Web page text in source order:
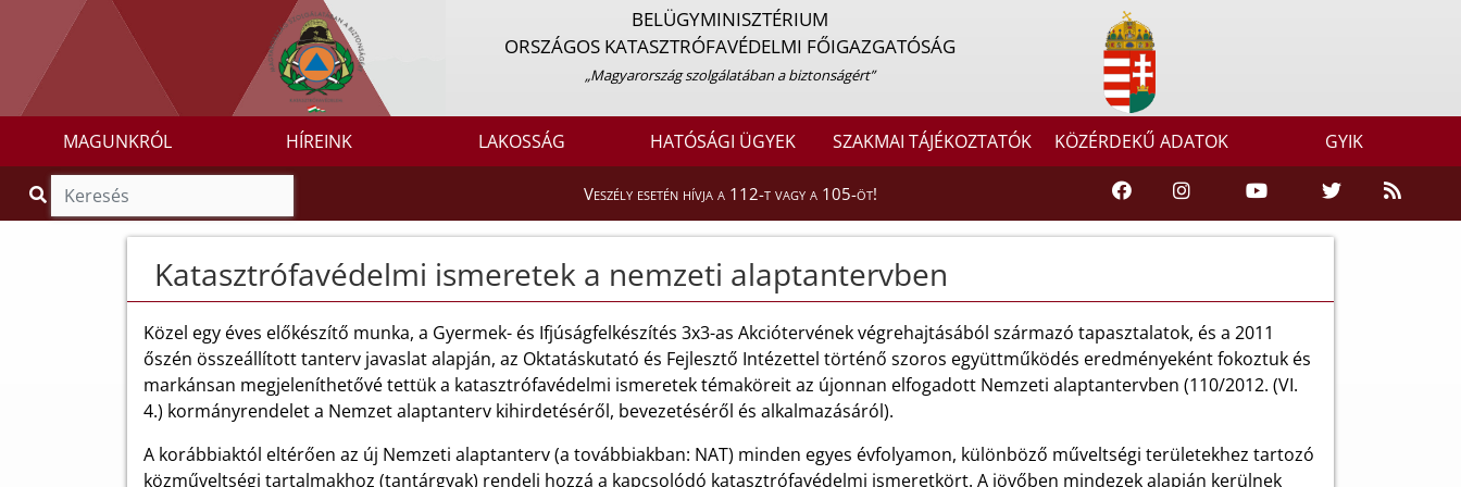
BELÜGYMINISZTÉRIUM
ORSZÁGOS KATASZTRÓFAVÉDELMI FŐIGAZGATÓSÁG
„Magyarország szolgálatában a biztonságért”
MAGUNKRÓL HÍREINK LAKOSSÁG HATÓSÁGI ÜGYEK SZAKMAI TÁJÉKOZTATÓK KÖZÉRDEKŰ ADATOK GYIK
Veszély esetén hívja a 112-t vagy a 105-öt!
Katasztrófavédelmi ismeretek a nemzeti alaptantervben
Közel egy éves előkészítő munka, a Gyermek- és Ifjúságfelkészítés 3x3-as Akciótervének végrehajtásából származó tapasztalatok, és a 2011
őszén összeállított tanterv javaslat alapján, az Oktatáskutató és Fejlesztő Intézettel történő szoros együttműködés eredményeként fokoztuk és
markánsan megjeleníthetővé tettük a katasztrófavédelmi ismeretek témaköreit az újonnan elfogadott Nemzeti alaptantervben (110/2012. (VI.
4.) kormányrendelet a Nemzet alaptanterv kihirdetéséről, bevezetéséről és alkalmazásáról).
A korábbiaktól eltérően az új Nemzeti alaptanterv (a továbbiakban: NAT) minden egyes évfolyamon, különböző műveltségi területekhez tartozó
közműveltségi tartalmakhoz (tantárgyak) rendeli hozzá a kapcsolódó katasztrófavédelmi ismeretkört. A jövőben mindezek alapján kerülnek